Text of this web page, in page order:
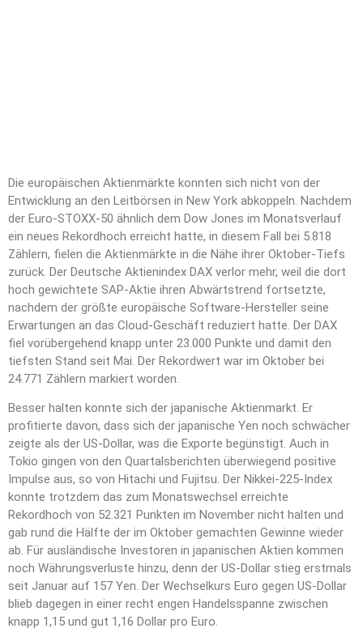
Die europäischen Aktienmärkte konnten sich nicht von der
Entwicklung an den Leitbörsen in New York abkoppeln. Nachdem
der Euro-STOXX-50 ähnlich dem Dow Jones im Monatsverlauf
ein neues Rekordhoch erreicht hatte, in diesem Fall bei 5.818
Zählern, fielen die Aktienmärkte in die Nähe ihrer Oktober-Tiefs
zurück. Der Deutsche Aktienindex DAX verlor mehr, weil die dort
hoch gewichtete SAP-Aktie ihren Abwärtstrend fortsetzte,
nachdem der größte europäische Software-Hersteller seine
Erwartungen an das Cloud-Geschäft reduziert hatte. Der DAX
fiel vorübergehend knapp unter 23.000 Punkte und damit den
tiefsten Stand seit Mai. Der Rekordwert war im Oktober bei
24.771 Zählern markiert worden.
Besser halten konnte sich der japanische Aktienmarkt. Er
profitierte davon, dass sich der japanische Yen noch schwächer
zeigte als der US-Dollar, was die Exporte begünstigt. Auch in
Tokio gingen von den Quartalsberichten überwiegend positive
Impulse aus, so von Hitachi und Fujitsu. Der Nikkei-225-Index
konnte trotzdem das zum Monatswechsel erreichte
Rekordhoch von 52.321 Punkten im November nicht halten und
gab rund die Hälfte der im Oktober gemachten Gewinne wieder
ab. Für ausländische Investoren in japanischen Aktien kommen
noch Währungsverluste hinzu, denn der US-Dollar stieg erstmals
seit Januar auf 157 Yen. Der Wechselkurs Euro gegen US-Dollar
blieb dagegen in einer recht engen Handelsspanne zwischen
knapp 1,15 und gut 1,16 Dollar pro Euro.